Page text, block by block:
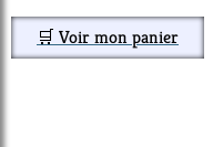
🛒 Voir mon panier